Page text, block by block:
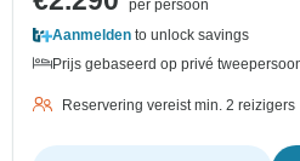
per persoon
Aanmelden to unlock savings
Prijs gebaseerd op privé
Reservering vereist min. 2 reizigers